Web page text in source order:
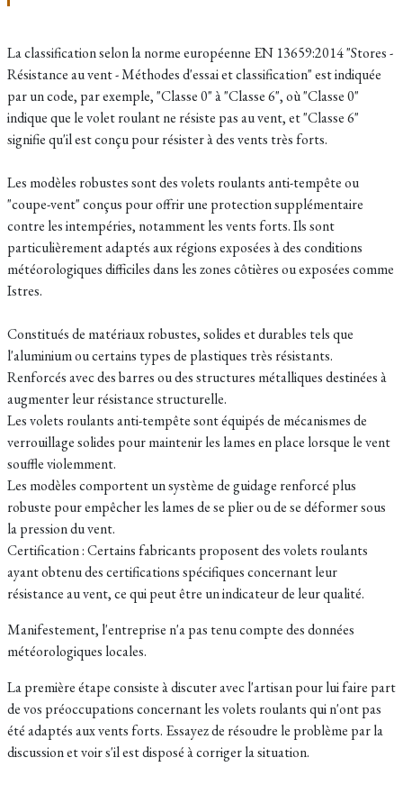
La classification selon la norme européenne EN 13659:2014 "Stores -
Résistance au vent - Méthodes d'essai et classification" est indiquée
par un code, par exemple, "Classe 0" à "Classe 6", où "Classe 0"
indique que le volet roulant ne résiste pas au vent, et "Classe 6"
signifie qu'il est conçu pour résister à des vents très forts.
Les modèles robustes sont des volets roulants anti-tempête ou
"coupe-vent" conçus pour offrir une protection supplémentaire
contre les intempéries, notamment les vents forts. Ils sont
particulièrement adaptés aux régions exposées à des conditions
météorologiques difficiles dans les zones côtières ou exposées comme
Istres.
Constitués de matériaux robustes, solides et durables tels que
l'aluminium ou certains types de plastiques très résistants.
Renforcés avec des barres ou des structures métalliques destinées à
augmenter leur résistance structurelle.
Les volets roulants anti-tempête sont équipés de mécanismes de
verrouillage solides pour maintenir les lames en place lorsque le vent
souffle violemment.
Les modèles comportent un système de guidage renforcé plus
robuste pour empêcher les lames de se plier ou de se déformer sous
la pression du vent.
Certification : Certains fabricants proposent des volets roulants
ayant obtenu des certifications spécifiques concernant leur
résistance au vent, ce qui peut être un indicateur de leur qualité.
Manifestement, l'entreprise n'a pas tenu compte des données
météorologiques locales.
La première étape consiste à discuter avec l'artisan pour lui faire part
de vos préoccupations concernant les volets roulants qui n'ont pas
été adaptés aux vents forts. Essayez de résoudre le problème par la
discussion et voir s'il est disposé à corriger la situation.